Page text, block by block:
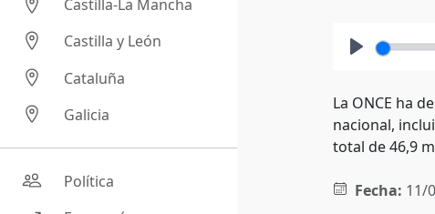
Castilla-La Mancha
Castilla y León
Cataluña
Galicia
Política
La ONCE ha
nacional,
total de 46,9
Fecha: 11/